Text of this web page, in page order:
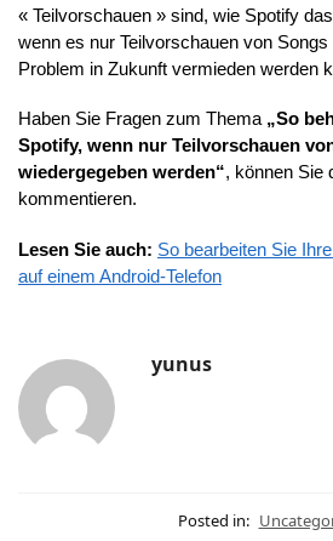
« Teilvorschauen » sind, wie Spotify
wenn es nur Teilvorschauen von
Problem in Zukunft vermieden werden
Haben Sie Fragen zum Thema „So
Spotify, wenn nur Teilvorschauen
wiedergegeben werden“, können Sie
kommentieren.
Lesen Sie auch: So bearbeiten Sie
auf einem Android-Telefon
yunus
Posted in: